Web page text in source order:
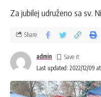
Za jubilej udruženo sa sv.
Last updated: 2022/12/09
admin
Share